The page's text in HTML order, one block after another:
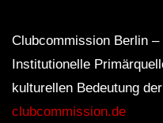
Clubcommission Berlin –
Institutionelle
kulturellen Bedeutung
clubcommission.de